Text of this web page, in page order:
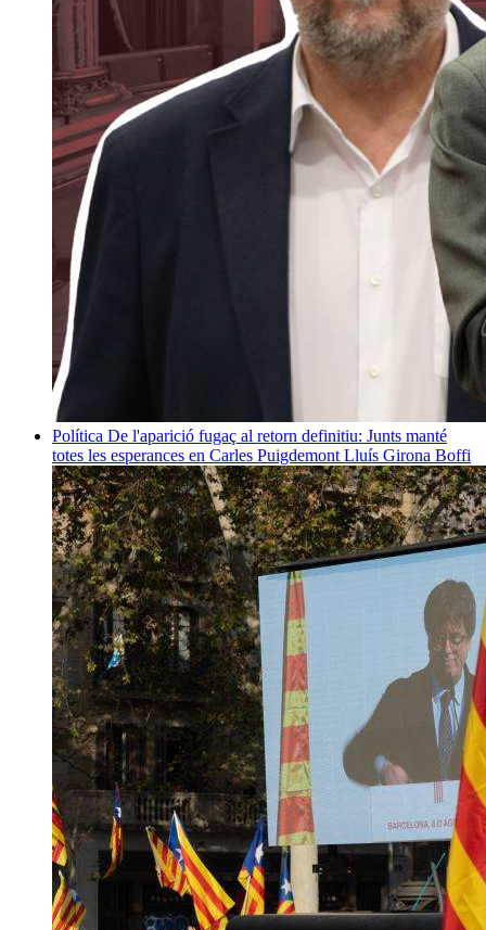
Política De l'aparició fugaç al retorn definitiu: Junts manté
totes les esperances en Carles Puigdemont Lluís Girona Boffi